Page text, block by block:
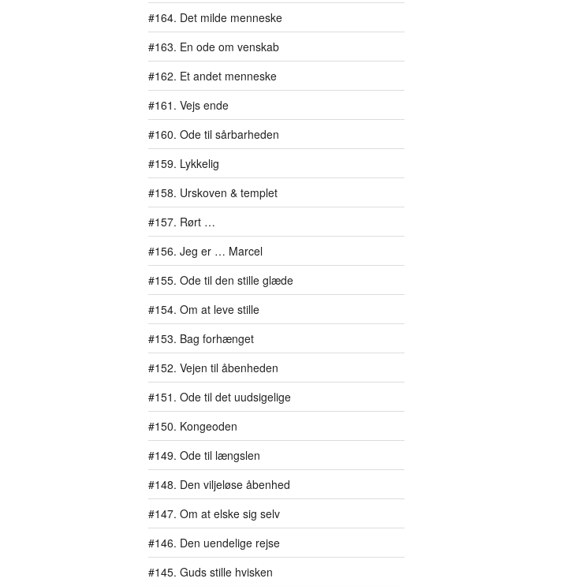
#164. Det milde menneske
#163. En ode om venskab
#162. Et andet menneske
#161. Vejs ende
#160. Ode til sårbarheden
#159. Lykkelig
#158. Urskoven & templet
#157. Rørt …
#156. Jeg er … Marcel
#155. Ode til den stille glæde
#154. Om at leve stille
#153. Bag forhænget
#152. Vejen til åbenheden
#151. Ode til det uudsigelige
#150. Kongeoden
#149. Ode til længslen
#148. Den viljeløse åbenhed
#147. Om at elske sig selv
#146. Den uendelige rejse
#145. Guds stille hvisken